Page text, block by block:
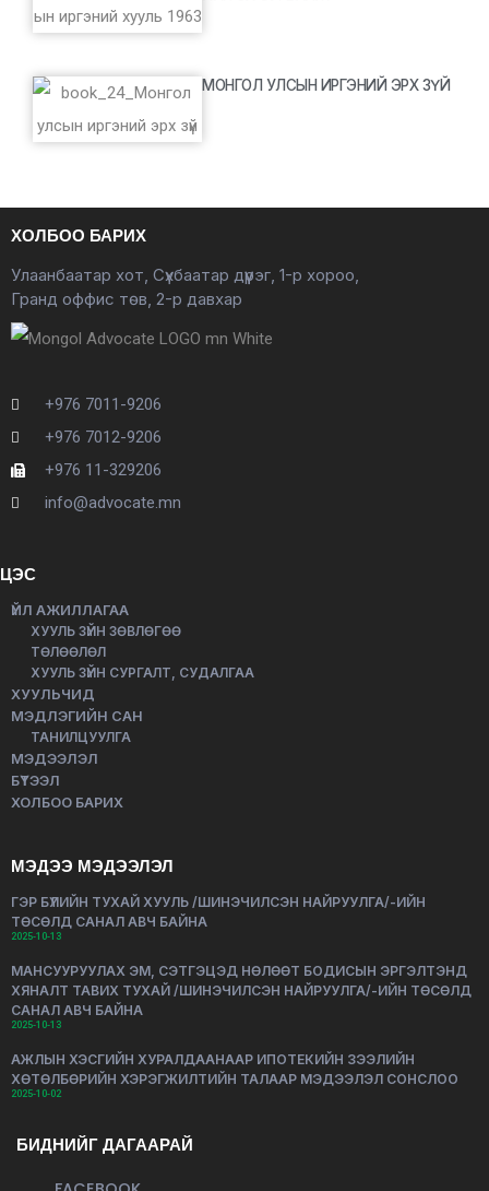
МОНГОЛ УЛСЫН ИРГЭНИЙ ЭРХ ЗҮЙ
ХОЛБОО БАРИХ
Улаанбаатар хот, Сүхбаатар дүүрэг, 1-р хороо,
Гранд оффис төв, 2-р давхар
+976 7011-9206
+976 7012-9206
+976 11-329206
info@advocate.mn
ЦЭС
ҮЙЛ АЖИЛЛАГАА
ХУУЛЬ ЗҮЙН ЗӨВЛӨГӨӨ
ТӨЛӨӨЛӨЛ
ХУУЛЬ ЗҮЙН СУРГАЛТ, СУДАЛГАА
ХУУЛЬЧИД
МЭДЛЭГИЙН САН
ТАНИЛЦУУЛГА
МЭДЭЭЛЭЛ
БҮТЭЭЛ
ХОЛБОО БАРИХ
МЭДЭЭ МЭДЭЭЛЭЛ
ГЭР БҮЛИЙН ТУХАЙ ХУУЛЬ /ШИНЭЧИЛСЭН НАЙРУУЛГА/-ИЙН
ТӨСӨЛД САНАЛ АВЧ БАЙНА
2025-10-13
МАНСУУРУУЛАХ ЭМ, СЭТГЭЦЭД НӨЛӨӨТ БОДИСЫН ЭРГЭЛТЭНД
ХЯНАЛТ ТАВИХ ТУХАЙ /ШИНЭЧИЛСЭН НАЙРУУЛГА/-ИЙН ТӨСӨЛД
САНАЛ АВЧ БАЙНА
2025-10-13
АЖЛЫН ХЭСГИЙН ХУРАЛДААНААР ИПОТЕКИЙН ЗЭЭЛИЙН
ХӨТӨЛБӨРИЙН ХЭРЭГЖИЛТИЙН ТАЛААР МЭДЭЭЛЭЛ СОНСЛОО
2025-10-02
БИДНИЙГ ДАГААРАЙ